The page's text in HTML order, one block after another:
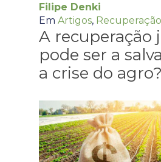
Filipe Denki
Em Artigos,
A recuperação
pode ser a
a crise do agro?